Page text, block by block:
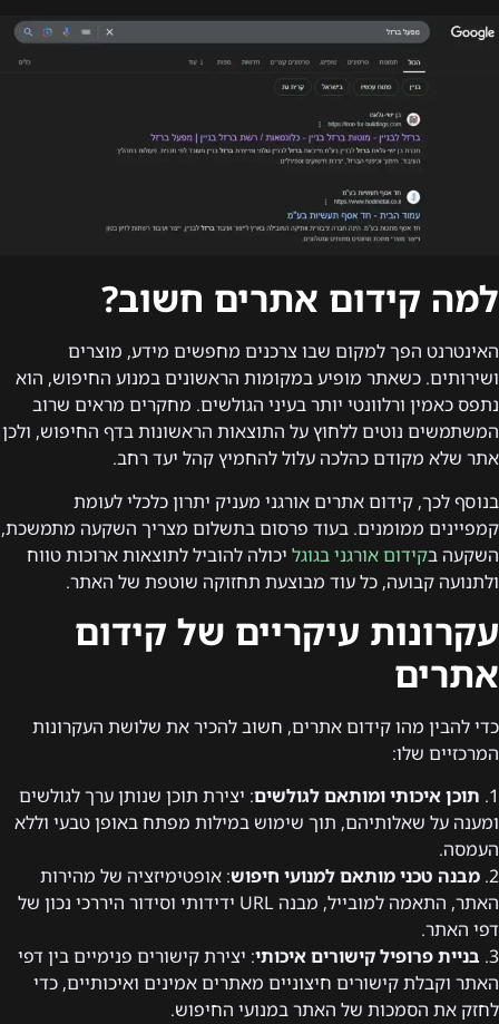
למה קידום אתרים חשוב?
האינטרנט הפך למקום שבו צרכנים מחפשים מידע, מוצרים
ושירותים. כשאתר מופיע במקומות הראשונים במנוע החיפוש, הוא
נתפס כאמין ורלוונטי יותר בעיני הגולשים. מחקרים מראים שרוב
המשתמשים נוטים ללחוץ על התוצאות הראשונות בדף החיפוש, ולכן
אתר שלא מקודם כהלכה עלול להחמיץ קהל יעד רחב.
בנוסף לכך, קידום אתרים אורגני מעניק יתרון כלכלי לעומת
קמפיינים ממומנים. בעוד פרסום בתשלום מצריך השקעה מתמשכת,
השקעה בקידום אורגני בגוגל יכולה להוביל לתוצאות ארוכות טווח
ולתנועה קבועה, כל עוד מבוצעת תחזוקה שוטפת של האתר.
עקרונות עיקריים של קידום
אתרים
כדי להבין מהו קידום אתרים, חשוב להכיר את שלושת העקרונות
המרכזיים שלו:
1. תוכן איכותי ומותאם לגולשים: יצירת תוכן שנותן ערך לגולשים
ומענה על שאלותיהם, תוך שימוש במילות מפתח באופן טבעי וללא
העמסה.
2. מבנה טכני מותאם למנועי חיפוש: אופטימיזציה של מהירות
האתר, התאמה למובייל, מבנה URL ידידותי וסידור היררכי נכון של
דפי האתר.
3. בניית פרופיל קישורים איכותי: יצירת קישורים פנימיים בין דפי
האתר וקבלת קישורים חיצוניים מאתרים אמינים ואיכותיים, כדי
לחזק את הסמכות של האתר במנועי החיפוש.